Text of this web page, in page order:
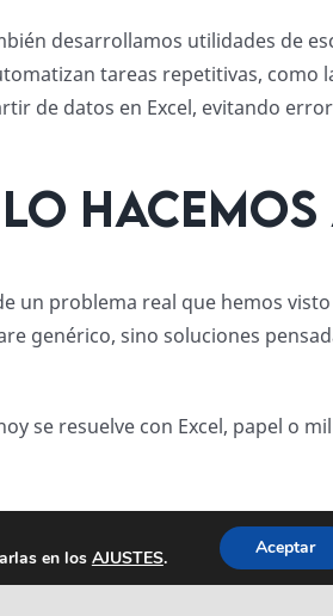
desarrollamos utilidades de
tareas repetitivas, como
de datos en Excel, evitando
hacemos
un problema real que hemos
genérico, sino soluciones
se resuelve con Excel, papel o
en los AJUSTES. Aceptar